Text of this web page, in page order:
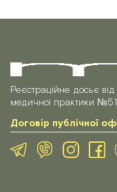
Реєстраційне досьє
медичної практики
Договір публічної